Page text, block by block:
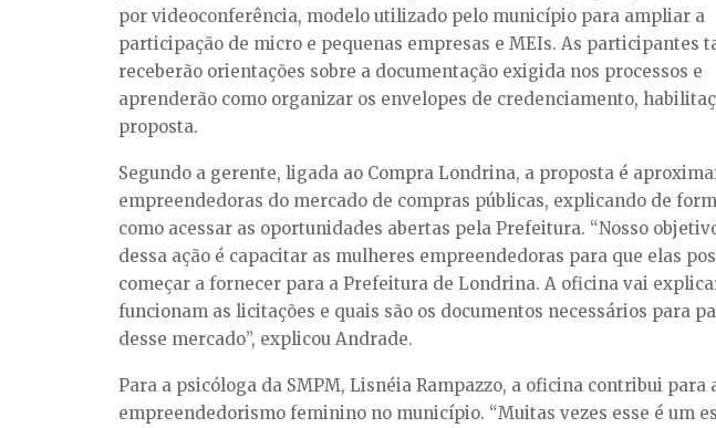
por videoconferência, modelo utilizado pelo município para ampliar a
participação de micro e pequenas empresas e MEIs. As participantes
receberão orientações sobre a documentação exigida nos processos e
aprenderão como organizar os envelopes de credenciamento,
proposta.
Segundo a gerente, ligada ao Compra Londrina, a proposta é
empreendedoras do mercado de compras públicas, explicando de
como acessar as oportunidades abertas pela Prefeitura. “Nosso
dessa ação é capacitar as mulheres empreendedoras para que elas
começar a fornecer para a Prefeitura de Londrina. A oficina vai
funcionam as licitações e quais são os documentos necessários para
desse mercado”, explicou Andrade.
Para a psicóloga da SMPM, Lisnéia Rampazzo, a oficina contribui
empreendedorismo feminino no município. “Muitas vezes esse é um